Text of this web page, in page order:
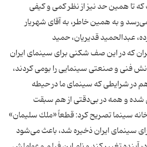
كه تا همین حد نیز از نظر كمی و كیفی
و به همین خاطر، به آقای شهریار
عبدالحمید قدیریان، حمید
كه در این صف شكنی برای سینمای ایران
فنی و صنعتی سینمایی را بومی كردند،
در شرایطی كه سینمای ما در حیطه
شده و همه در بی‌دقتی از هم سبقت
سینما تصریح كرد: قطعاً «ملك سلیمان»
سینمای ایران ذخیره شد، باعث می‌شود